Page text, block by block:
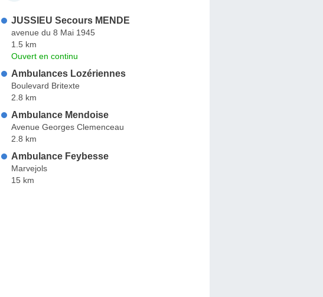
JUSSIEU Secours MENDE
avenue du 8 Mai 1945
1.5 km
Ouvert en continu
Ambulances Lozériennes
Boulevard Britexte
2.8 km
Ambulance Mendoise
Avenue Georges Clemenceau
2.8 km
Ambulance Feybesse
Marvejols
15 km